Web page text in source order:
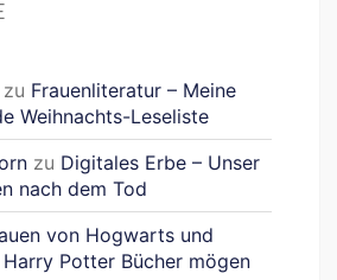
zu Frauenliteratur – Meine
Weihnachts-Leseliste
zu Digitales Erbe – Unser
nach dem Tod
von Hogwarts und
Potter Bücher mögen